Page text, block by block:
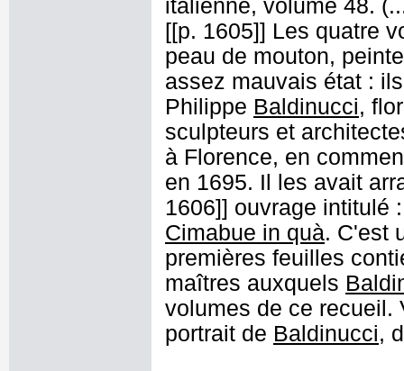
italienne, volume 48.
[[p. 1605]] Les quatre
peau de mouton,
assez mauvais état :
Philippe Baldinucci,
sculpteurs et
à Florence, en
en 1695. Il les avait
1606]] ouvrage intitulé
Cimabue in quà. C'est
premières feuilles
maîtres auxquels
volumes de ce recueil.
portrait de Baldinucci,